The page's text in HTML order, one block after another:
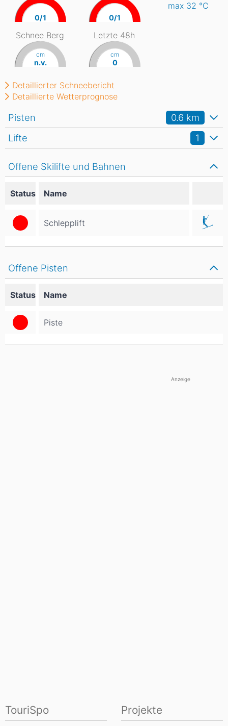
Offene Pisten
Status Name
Piste
Offene Skilifte und Bahnen
Status Name
Schlepplift
Lifte 1
Pisten 0.6 km
0/1 0/1
max 32 °C
Schnee Berg
cm
n.v.
Letzte 48h
cm
0
Detaillierter Schneebericht
Detaillierte Wetterprognose
Anzeige
TouriSpo Projekte